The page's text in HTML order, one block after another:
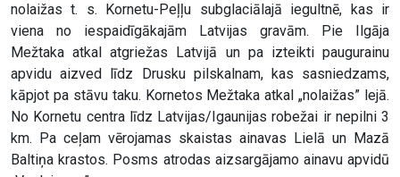
nolaižas t. s. Kornetu-Peļļu subglaciālajā iegultnē, kas ir
viena no iespaidīgākajām Latvijas gravām. Pie Ilgāja
Mežtaka atkal atgriežas Latvijā un pa izteikti paugurainu
apvidu aizved līdz Drusku pilskalnam, kas sasniedzams,
kāpjot pa stāvu taku. Kornetos Mežtaka atkal „nolaižas” lejā.
No Kornetu centra līdz Latvijas/Igaunijas robežai ir nepilni 3
km. Pa ceļam vērojamas skaistas ainavas Lielā un Mazā
Baltiņa krastos. Posms atrodas aizsargājamo ainavu apvidū